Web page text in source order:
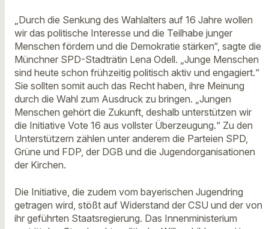
„Durch die Senkung des Wahlalters auf 16 Jahre wollen
wir das politische Interesse und die Teilhabe junger
Menschen fördern und die Demokratie stärken“, sagte die
Münchner SPD-Stadträtin Lena Odell. „Junge Menschen
sind heute schon frühzeitig politisch aktiv und engagiert.“
Sie sollten somit auch das Recht haben, ihre Meinung
durch die Wahl zum Ausdruck zu bringen. „Jungen
Menschen gehört die Zukunft, deshalb unterstützen wir
die Initiative Vote 16 aus vollster Überzeugung.“ Zu den
Unterstützern zählen unter anderem die Parteien SPD,
Grüne und FDP, der DGB und die Jugendorganisationen
der Kirchen.
Die Initiative, die zudem vom bayerischen Jugendring
getragen wird, stößt auf Widerstand der CSU und der von
ihr geführten Staatsregierung. Das Innenministerium